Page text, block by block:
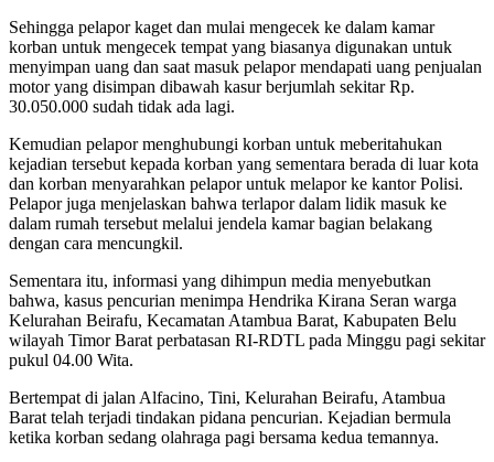
Sehingga pelapor kaget dan mulai mengecek ke dalam kamar
korban untuk mengecek tempat yang biasanya digunakan untuk
menyimpan uang dan saat masuk pelapor mendapati uang penjualan
motor yang disimpan dibawah kasur berjumlah sekitar Rp.
30.050.000 sudah tidak ada lagi.
Kemudian pelapor menghubungi korban untuk meberitahukan
kejadian tersebut kepada korban yang sementara berada di luar kota
dan korban menyarahkan pelapor untuk melapor ke kantor Polisi.
Pelapor juga menjelaskan bahwa terlapor dalam lidik masuk ke
dalam rumah tersebut melalui jendela kamar bagian belakang
dengan cara mencungkil.
Sementara itu, informasi yang dihimpun media menyebutkan
bahwa, kasus pencurian menimpa Hendrika Kirana Seran warga
Kelurahan Beirafu, Kecamatan Atambua Barat, Kabupaten Belu
wilayah Timor Barat perbatasan RI-RDTL pada Minggu pagi sekitar
pukul 04.00 Wita.
Bertempat di jalan Alfacino, Tini, Kelurahan Beirafu, Atambua
Barat telah terjadi tindakan pidana pencurian. Kejadian bermula
ketika korban sedang olahraga pagi bersama kedua temannya.